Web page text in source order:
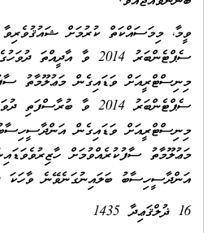
މިނިސްޓްރީއަށް ވަޑައިގެން
މަޢުލޫމާތު ސާފުކުރެއްވުމަށް
އަންދާސީހިސާބު ބަލައިނުގަނެވޭނެ ވާހަކަ